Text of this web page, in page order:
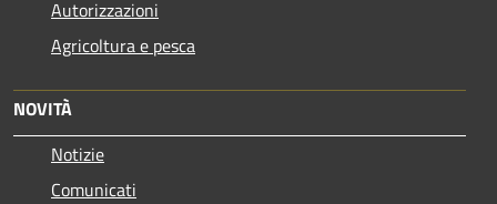
Autorizzazioni
Agricoltura e pesca
NOVITÀ
Notizie
Comunicati